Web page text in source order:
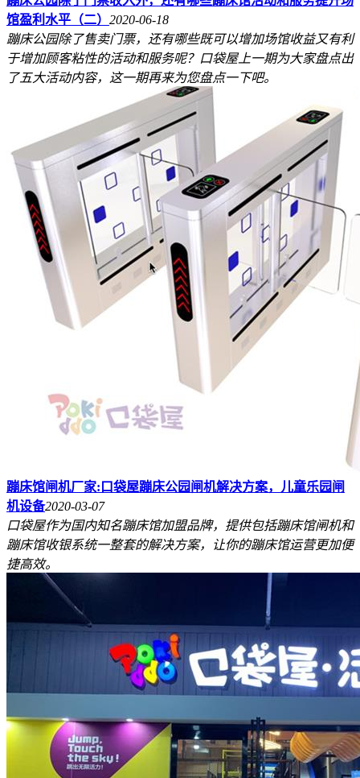
馆盈利水平（二） 2020-06-18
蹦床公园除了售卖门票，还有哪些既可以增加场馆收益又有利
于增加顾客粘性的活动和服务呢？口袋屋上一期为大家盘点出
了五大活动内容，这一期再来为您盘点一下吧。
蹦床馆闸机厂家:口袋屋蹦床公园闸机解决方案，儿童乐园闸
机设备2020-03-07
口袋屋作为国内知名蹦床馆加盟品牌，提供包括蹦床馆闸机和
蹦床馆收银系统一整套的解决方案，让你的蹦床馆运营更加便
捷高效。